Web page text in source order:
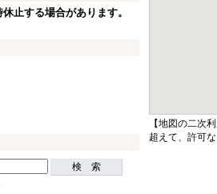
止する場合があります。
検 索
【地図の二次
超えて、許可